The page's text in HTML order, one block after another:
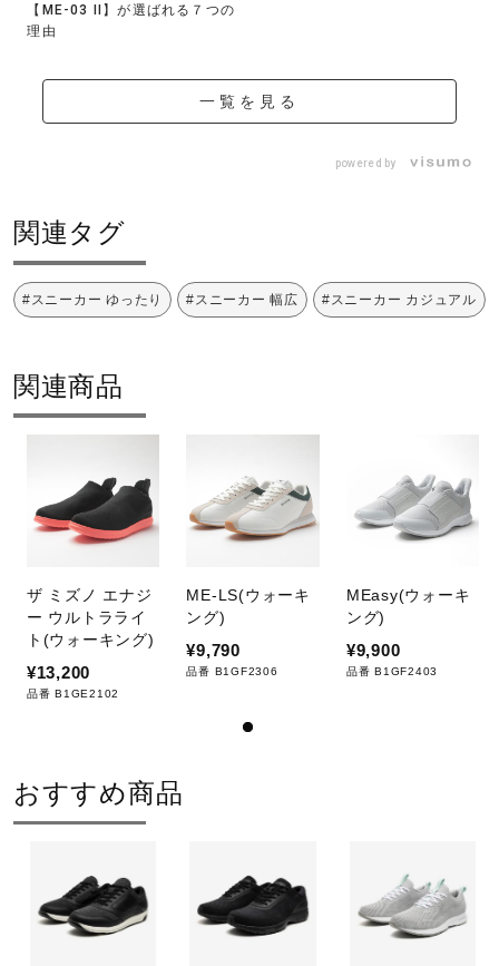
【ME-03 II】が選ばれる７つの
理由
一覧を見る
powered by
関連タグ
#スニーカー ゆったり #スニーカー 幅広 #スニーカー カジュアル
関連商品
ザ ミズノ エナジ
ー ウルトラライ
ト(ウォーキング)
¥13,200
品番 B1GE2102
ME-LS(ウォーキ
ング)
¥9,790
品番 B1GF2306
MEasy(ウォーキ
ング)
¥9,900
品番 B1GF2403
おすすめ商品